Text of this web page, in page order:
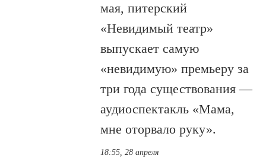
мая, питерский
«Невидимый театр»
выпускает самую
«невидимую» премьеру за
три года существования —
аудиоспектакль «Мама,
мне оторвало руку».
18:55, 28 апреля